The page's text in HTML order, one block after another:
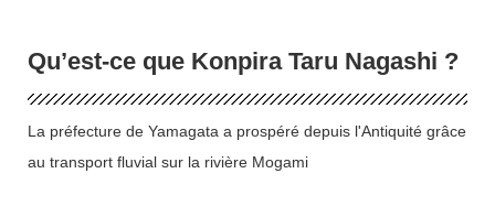
Qu’est-ce que Konpira Taru Nagashi ?
La préfecture de Yamagata a prospéré depuis l'Antiquité grâce
au transport fluvial sur la rivière Mogami